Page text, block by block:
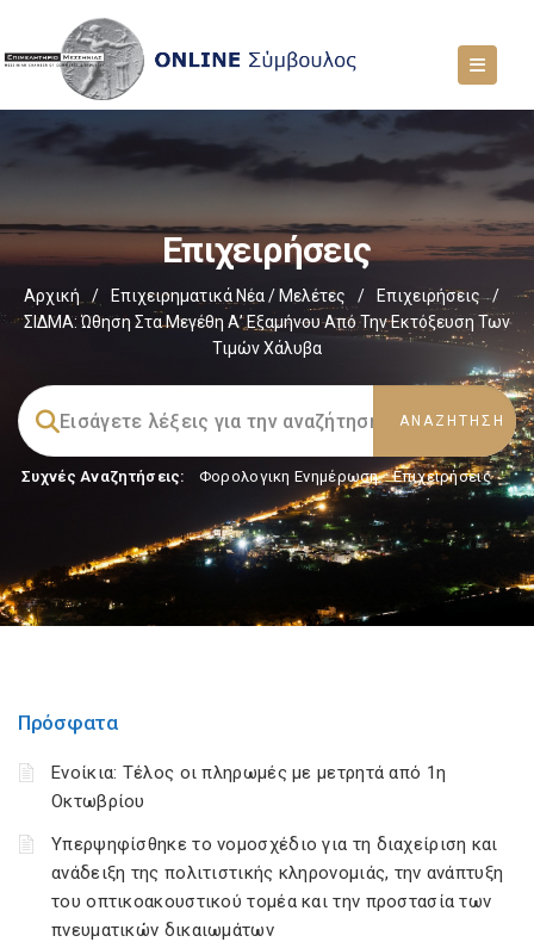
Επιχειρήσεις
Αρχική / Επιχειρηματικά Νέα / Μελέτες / Επιχειρήσεις
/
ΣΙΔΜΑ: Ώθηση Στα Μεγέθη Α’ Εξαμήνου Από Την Εκτόξευση Των
Τιμών Χάλυβα
Συχνές Αναζητήσεις: Φορολογικη Ενημέρωση, Επιχειρήσεις
Πρόσφατα
Ενοίκια: Τέλος οι πληρωμές με μετρητά από 1η
Οκτωβρίου
Υπερψηφίσθηκε το νομοσχέδιο για τη διαχείριση και
ανάδειξη της πολιτιστικής κληρονομιάς, την ανάπτυξη
του οπτικοακουστικού τομέα και την προστασία των
πνευματικών δικαιωμάτων